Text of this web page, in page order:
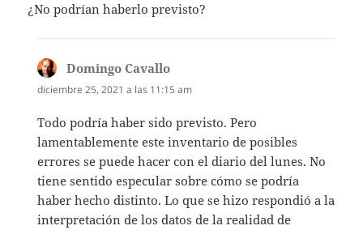
¿No podrían haberlo previsto?
Domingo Cavallo
diciembre 25, 2021 a las 11:15 am
Todo podría haber sido previsto. Pero
lamentablemente este inventario de posibles
errores se puede hacer con el diario del lunes. No
tiene sentido especular sobre cómo se podría
haber hecho distinto. Lo que se hizo respondió a la
interpretación de los datos de la realidad de